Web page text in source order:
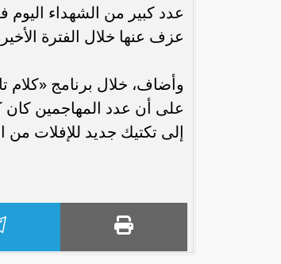
عدد كبير من الشهداء اليوم
عزف عنها خلال الفترة
على أن عدد المهاجمين
إلى تكتيك جديد للإفلات من